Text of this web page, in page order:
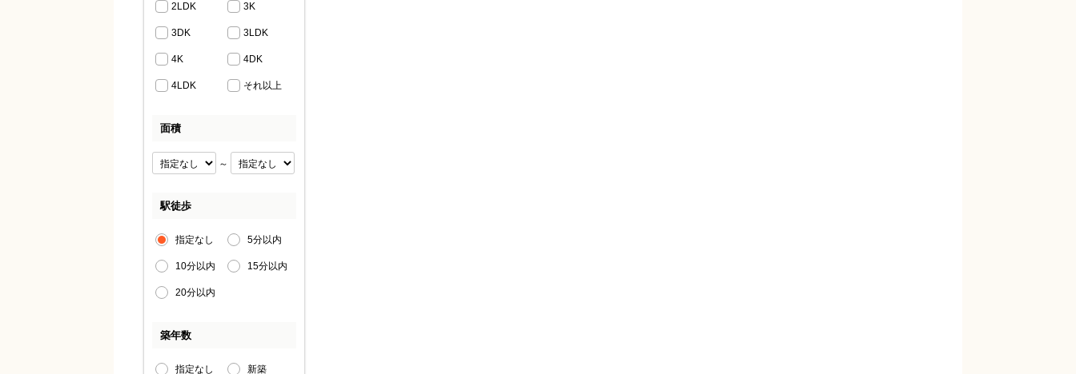
2LDK 3K
3DK 3LDK
4K 4DK
4LDK それ以上
面積
～
駅徒歩
指定なし 5分以内
10分以内 15分以内
20分以内
築年数
指定なし 新築